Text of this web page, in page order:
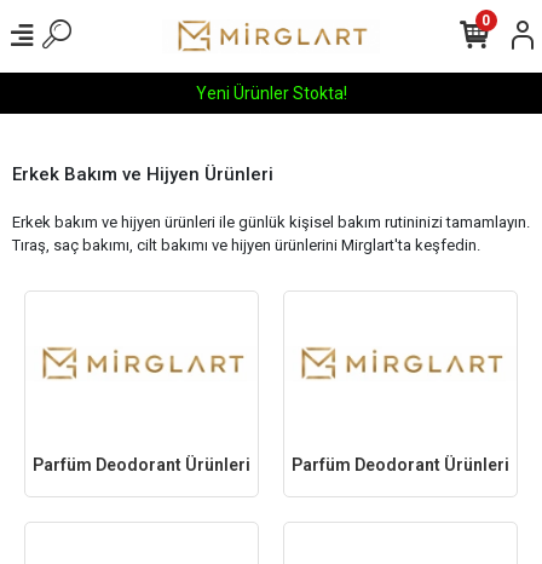
Yeni Ürünler Stokta!
0
Erkek Bakım ve Hijyen Ürünleri
Erkek bakım ve hijyen ürünleri ile günlük kişisel bakım rutininizi tamamlayın.
Tıraş, saç bakımı, cilt bakımı ve hijyen ürünlerini Mirglart'ta keşfedin.
Parfüm Deodorant Ürünleri Parfüm Deodorant Ürünleri